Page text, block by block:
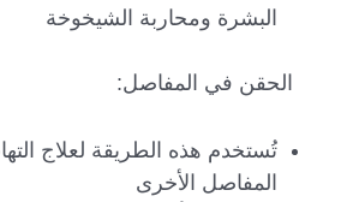
البشرة ومحاربة الشيخوخة
الحقن في المفاصل:
تُستخدم هذه الطريقة لعلاج
المفاصل الأخرى